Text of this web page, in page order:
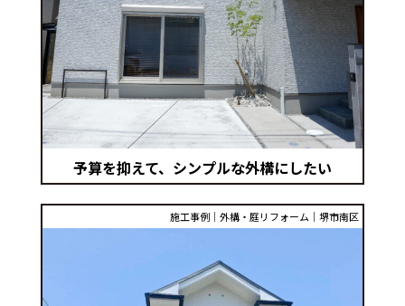
予算を抑えて、シンプルな外構にしたい
施工事例│外構・庭リフォーム│堺市南区